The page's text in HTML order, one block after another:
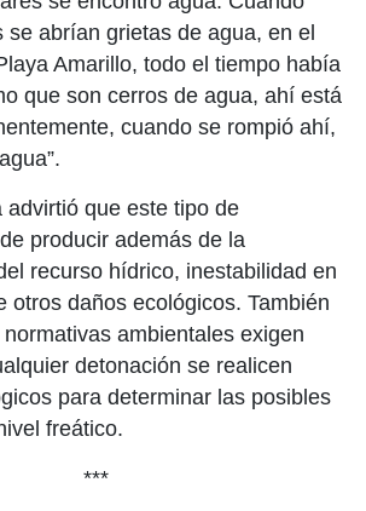
se abrían grietas de agua, en el
Amarillo, todo el tiempo había
que son cerros de agua, ahí está
cuando se rompió ahí,
advirtió que este tipo de
producir además de la
recurso hídrico, inestabilidad en
otros daños ecológicos. También
ambientales exigen
detonación se realicen
para determinar las posibles
freático.
***